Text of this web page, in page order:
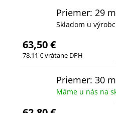
Priemer: 29
Skladom u
63,50 €
78,11 € vrátane DPH
Priemer: 30
Máme u nás na